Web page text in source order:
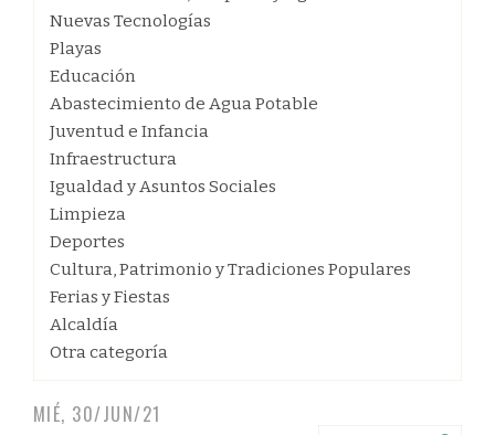
Nuevas Tecnologías
Playas
Educación
Abastecimiento de Agua Potable
Juventud e Infancia
Infraestructura
Igualdad y Asuntos Sociales
Limpieza
Deportes
Cultura, Patrimonio y Tradiciones Populares
Ferias y Fiestas
Alcaldía
Otra categoría
MIÉ, 30/JUN/21